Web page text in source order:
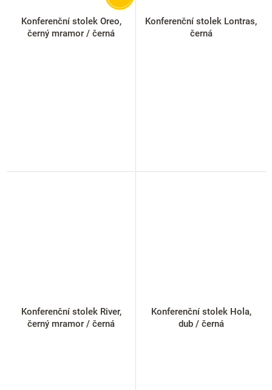
Konferenční stolek Oreo,
černý mramor / černá
Konferenční stolek Lontras,
černá
Konferenční stolek River,
černý mramor / černá
Konferenční stolek Hola,
dub / černá